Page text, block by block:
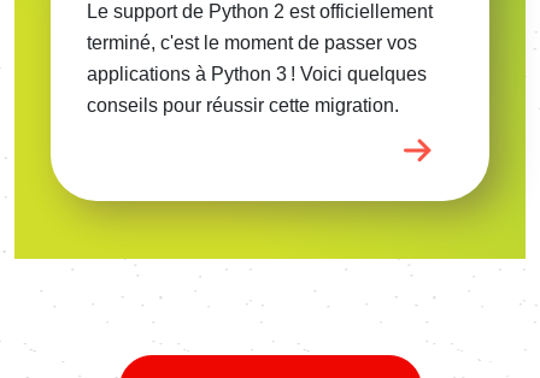
Le support de Python 2 est officiellement
terminé, c'est le moment de passer vos
applications à Python 3 ! Voici quelques
conseils pour réussir cette migration.